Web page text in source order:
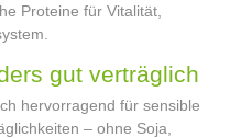
Proteine für Vitalität,
gut verträglich
hervorragend für sensible
– ohne Soja,